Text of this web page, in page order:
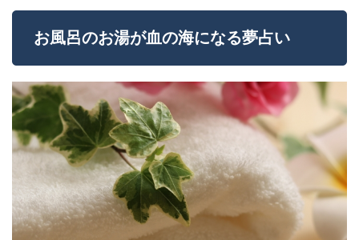
お風呂のお湯が血の海になる夢占い